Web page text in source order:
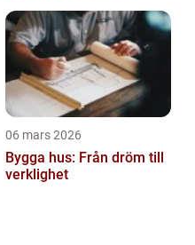
06 mars 2026
Bygga hus: Från dröm till
verklighet